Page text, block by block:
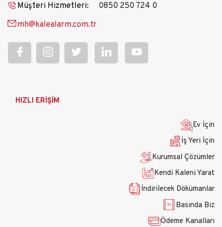
Müşteri Hizmetleri:
0850 250 724 0
mh@kalealarm.com.tr
AnaHIZLI ERİŞİM
Ev İçin
İş Yeri İçin
Kurumsal Çözümler
Kendi Kaleni Yarat
İndirilecek Dökümanlar
Basında Biz
Ödeme Kanalları